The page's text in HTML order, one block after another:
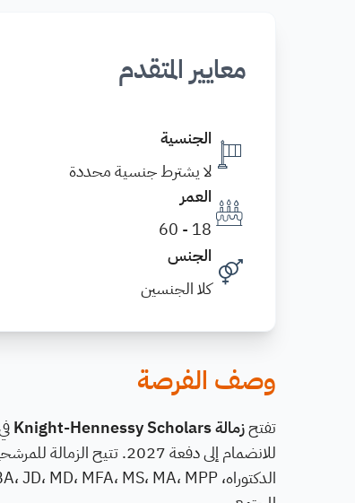
معايير المتقدم
الجنسية
لا يشترط جنسية محددة
العمر
18 - 60
الجنس
كلا الجنسين
وصف الفرصة
تفتحزمالة Knight-Hennessy Scholars
للانضمام إلى دفعة 2027.